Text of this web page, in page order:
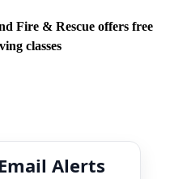
Fire & Rescue offers free
classes
Alerts